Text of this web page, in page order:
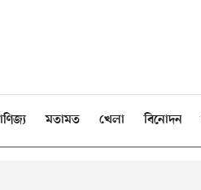
মতামত খেলা বিনোদন